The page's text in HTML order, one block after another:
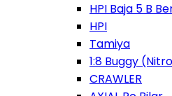
HPI Baja 5 B
HPI
Tamiya
1:8 Buggy
CRAWLER